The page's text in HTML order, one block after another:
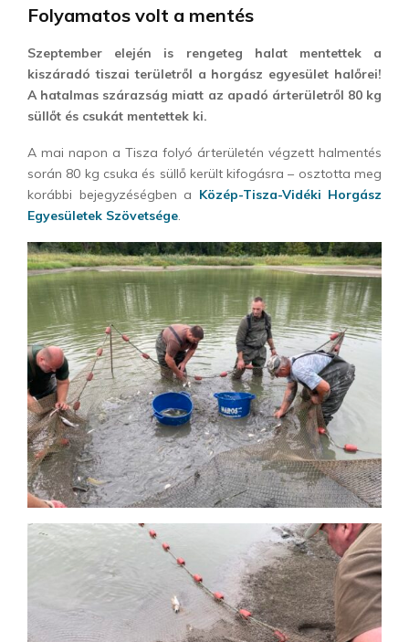
Folyamatos volt a mentés
Szeptember elején is rengeteg halat mentettek a
kiszáradó tiszai területről a horgász egyesület halőrei!
A hatalmas szárazság miatt az apadó árterületről 80 kg
süllőt és csukát mentettek ki.
A mai napon a Tisza folyó árterületén végzett halmentés
során 80 kg csuka és süllő került kifogásra – osztotta meg
korábbi bejegyzéségben a Közép-Tisza-Vidéki Horgász
Egyesületek Szövetsége.